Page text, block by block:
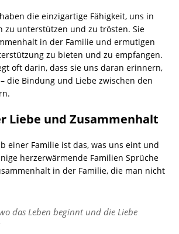
die einzigartige Fähigkeit, uns in
zu unterstützen und zu trösten. Sie
in der Familie und ermutigen
zu bieten und zu empfangen.
oft darin, dass sie uns daran erinnern,
die Bindung und Liebe zwischen den
Liebe und Zusammenhalt
einer Familie ist das, was uns eint und
herzerwärmende Familien Sprüche
in der Familie, die man nicht
das Leben beginnt und die Liebe